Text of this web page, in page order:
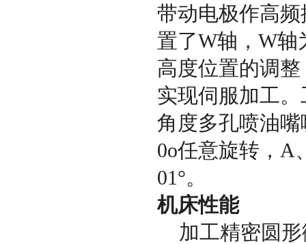
带动电极作高
置了W轴，W轴
高度位置的调
实现伺服加工
角度多孔喷油
0o任意旋转，A
01°。
机床性能
加工精密圆形